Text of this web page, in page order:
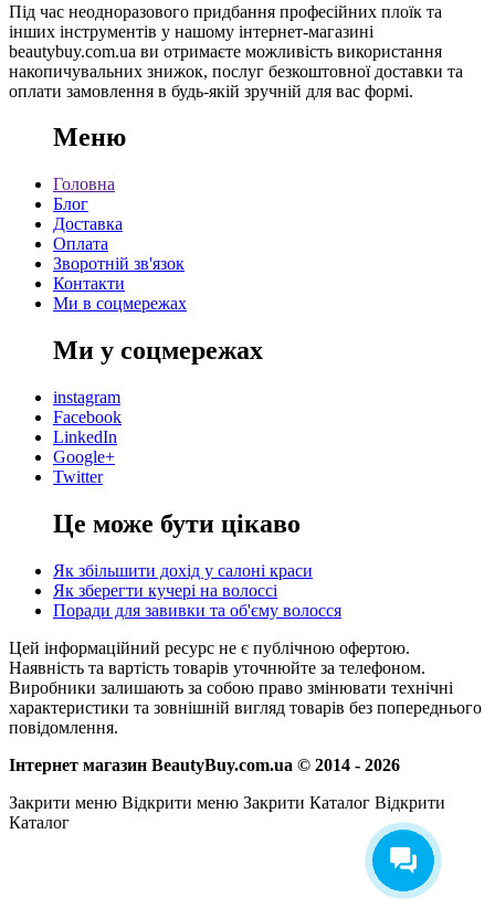
Під час неодноразового придбання професійних плоїк та
інших інструментів у нашому інтернет-магазині
beautybuy.com.ua ви отримаєте можливість використання
накопичувальних знижок, послуг безкоштовної доставки та
оплати замовлення в будь-якій зручній для вас формі.
Меню
Головна
Блог
Доставка
Оплата
Зворотній зв'язок
Контакти
Ми в соцмережах
Ми у соцмережах
instagram
Facebook
LinkedIn
Google+
Twitter
Це може бути цікаво
Як збільшити дохід у салоні краси
Як зберегти кучері на волоссі
Поради для завивки та об'єму волосся
Цей інформаційний ресурс не є публічною офертою.
Наявність та вартість товарів уточнюйте за телефоном.
Виробники залишають за собою право змінювати технічні
характеристики та зовнішній вигляд товарів без попереднього
повідомлення.
Інтернет магазин BeautyBuy.com.ua © 2014 - 2026
Закрити меню Відкрити меню Закрити Каталог Відкрити
Каталог